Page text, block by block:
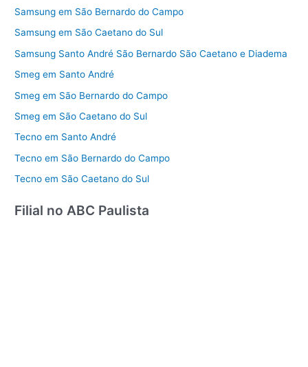
Samsung em São Bernardo do Campo
Samsung em São Caetano do Sul
Samsung Santo André São Bernardo São Caetano e Diadema
Smeg em Santo André
Smeg em São Bernardo do Campo
Smeg em São Caetano do Sul
Tecno em Santo André
Tecno em São Bernardo do Campo
Tecno em São Caetano do Sul
Filial no ABC Paulista